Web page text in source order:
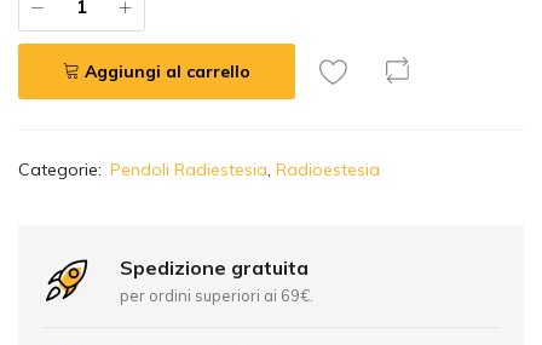
Aggiungi al carrello
lCategorie: Pendoli Radiestesia, Radioestesia
Spedizione gratuita
per ordini superiori ai 69€.